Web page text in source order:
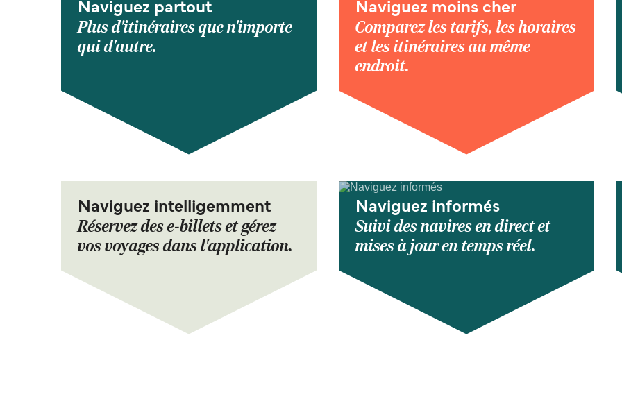
Naviguez partout
Plus d'itinéraires que n'importe
qui d'autre.
Naviguez moins cher
Comparez les tarifs, les horaires
et les itinéraires au même
endroit.
Naviguez intelligemment
Réservez des e-billets et gérez
vos voyages dans l'application.
Naviguez informés
Suivi des navires en direct et
mises à jour en temps réel.